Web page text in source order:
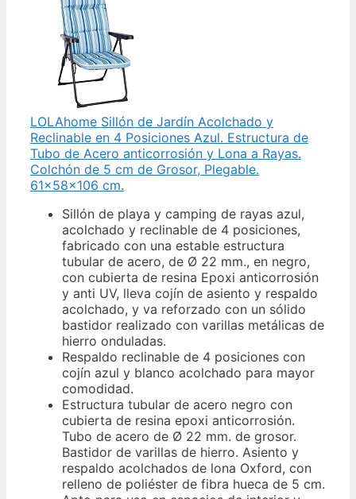
LOLAhome Sillón de Jardín Acolchado y
Reclinable en 4 Posiciones Azul. Estructura de
Tubo de Acero anticorrosión y Lona a Rayas.
Colchón de 5 cm de Grosor, Plegable.
61x58x106 cm.
Sillón de playa y camping de rayas azul,
acolchado y reclinable de 4 posiciones,
fabricado con una estable estructura
tubular de acero, de Ø 22 mm., en negro,
con cubierta de resina Epoxi anticorrosión
y anti UV, lleva cojín de asiento y respaldo
acolchado, y va reforzado con un sólido
bastidor realizado con varillas metálicas de
hierro onduladas.
Respaldo reclinable de 4 posiciones con
cojín azul y blanco acolchado para mayor
comodidad.
Estructura tubular de acero negro con
cubierta de resina epoxi anticorrosión.
Tubo de acero de Ø 22 mm. de grosor.
Bastidor de varillas de hierro. Asiento y
respaldo acolchados de lona Oxford, con
relleno de poliéster de fibra hueca de 5 cm.